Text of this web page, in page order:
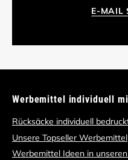
E-MAIL
Werbemittel individuell
Rücksäcke individuell
Unsere Topseller Werbemittel
Werbemittel Ideen in